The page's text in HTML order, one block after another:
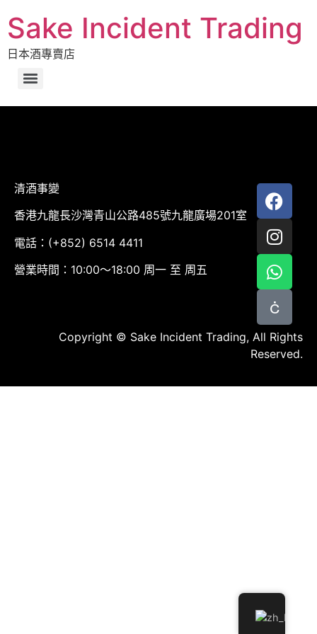
Sake Incident Trading
日本酒專賣店
清酒事變
香港九龍長沙灣青山公路485號九龍廣場201室
電話：(+852) 6514 4411
營業時間：10:00～18:00 周一 至 周五
Copyright © Sake Incident Trading, All Rights
Reserved.